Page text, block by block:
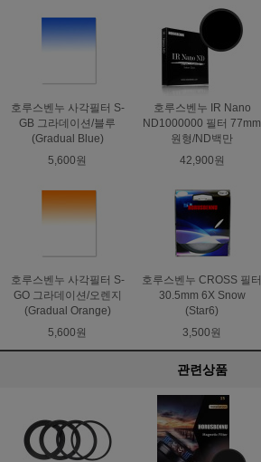
호루스벤누 사각필터 S-
GB 그라데이션/블루
(Gradual Blue)
5,600원
호루스벤누 IR Nano
ND1000000 필터 77mm
원형/ND백만
42,900원
호루스벤누 사각필터 S-
GO 그라데이션/오렌지
(Gradual Orange)
5,600원
호루스벤누 CROSS 필터
30.5mm 6X Snow
(Star6)
3,500원
관련상품